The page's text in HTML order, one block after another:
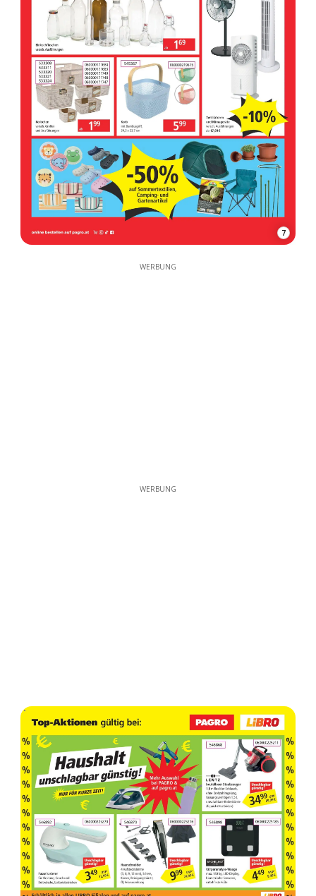
7
WERBUNG
WERBUNG